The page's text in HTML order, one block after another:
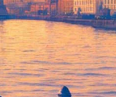
тур в Северной Америке